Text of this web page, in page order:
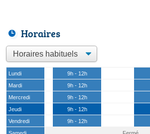
Horaires
Lundi 9h - 12h
Mardi
9h - 12h
Mercredi
9h - 12h
Jeudi
9h - 12h
Vendredi
9h - 12h